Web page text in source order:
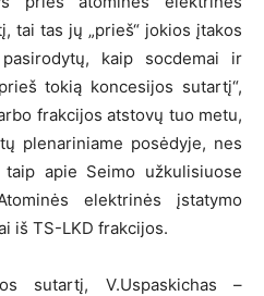
tai tas jų „prieš“ jokios įtakos
kaip socdemai ir
tokią koncesijos sutartį“,
frakcijos atstovų tuo metu,
plenariniame posėdyje, nes
apie Seimo užkulisiuose
elektrinės įstatymo
iš TS-LKD frakcijos.
sutartį, V.Uspaskichas –